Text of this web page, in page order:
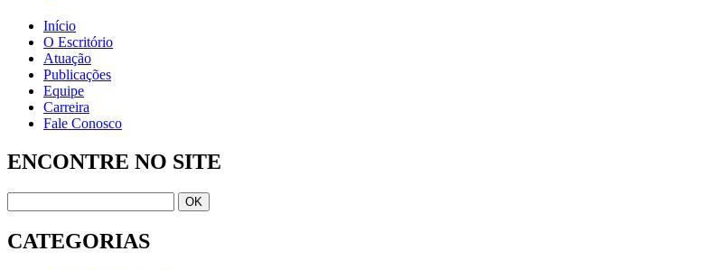
Início
O Escritório
Atuação
Publicações
Equipe
Carreira
Fale Conosco
ENCONTRE NO SITE
CATEGORIAS